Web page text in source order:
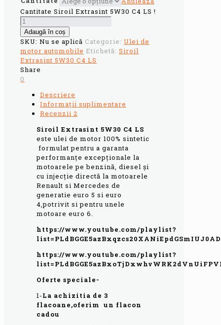
Cantitate Siroil Extrasint 5W30 C4 LS !
Adaugă în coș
SKU: Nu se aplică Categorie: Ulei de
motor automobile Etichetă: Siroil
Extrasint 5W30 C4 LS
Share
0
Descriere
Informații suplimentare
Recenzii 2
Siroil Extrasint 5W30 C4 LS
este ulei de motor 100% sintetic
formulat pentru a garanta
performanțe excepționale la
motoarele pe benzină, diesel și
cu injecție directă la motoarele
Renault si Mercedes de
generatie euro 5 si euro
4,potrivit si pentru unele
motoare euro 6.
https://www.youtube.com/playlist?
list=PLdBGGE5azBxqzcs20XANiEpdGSmIUJ0AD
https://www.youtube.com/playlist?
Oferte speciale-
1-La achizitia de 3
flacoane,oferim un flacon
cadou